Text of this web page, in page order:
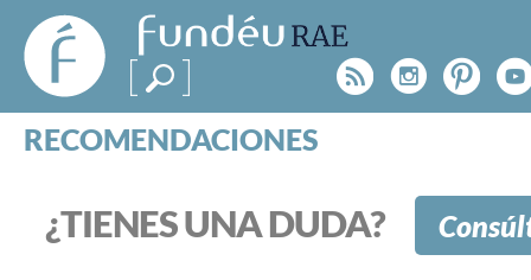
FundéuRAE
- Fundación
del Español
Urgente
Rss
RECOMENDACIONES
CATEGORÍAS
ESPECIALES
BLOG
¿TIENES UNA DUDA?